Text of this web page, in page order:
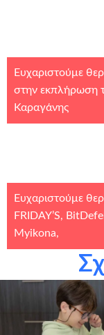
Ευχαριστούμε
στην εκπλήρωση
Καραγάνης
Ευχαριστούμε
FRIDAY’S,
Μyikona,
Ευχαριστούμε